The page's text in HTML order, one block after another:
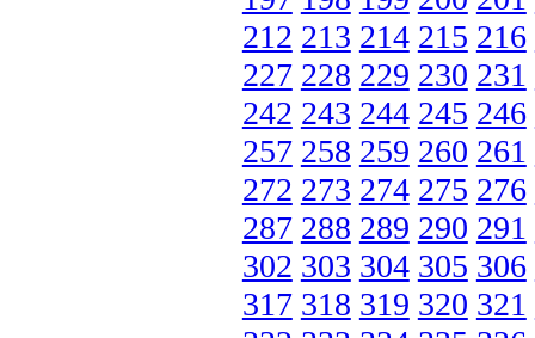
212 213 214 215 216
227 228 229 230 231
242 243 244 245 246
257 258 259 260 261
272 273 274 275 276
287 288 289 290 291
302 303 304 305 306
317 318 319 320 321